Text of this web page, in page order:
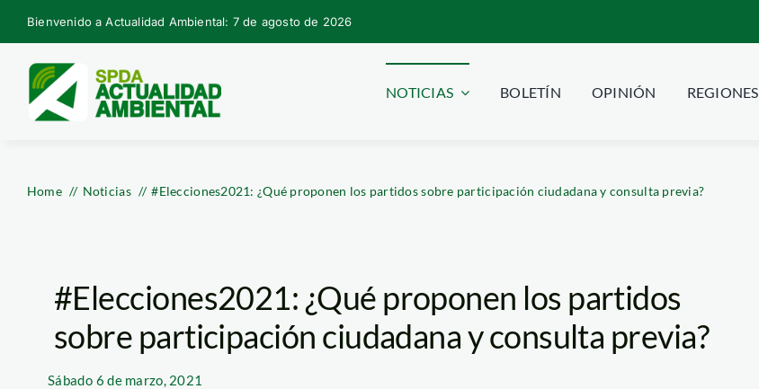
Skip
to
content
Bienvenido a Actualidad Ambiental: 7 de agosto de 2026
NOTICIAS BOLETÍN OPINIÓN REGIONES
Home Noticias #Elecciones2021: ¿Qué proponen los partidos sobre participación ciudadana y consulta previa?
#Elecciones2021: ¿Qué proponen los partidos
sobre participación ciudadana y consulta previa?
Sábado 6 de marzo, 2021